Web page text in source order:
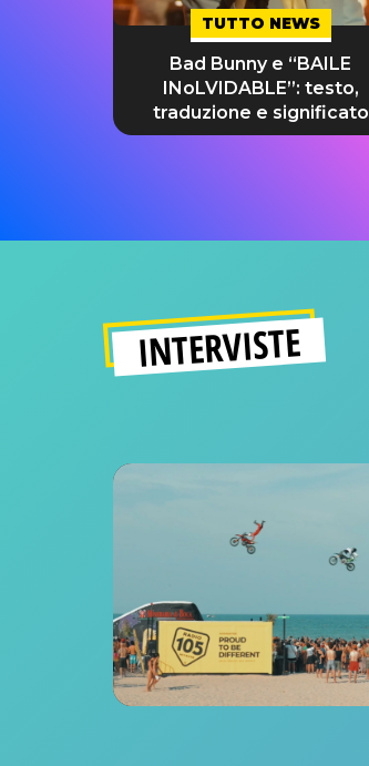
TUTTO NEWS
Bad Bunny e “BAILE
INoLVIDABLE”: testo,
traduzione e significato
INTERVISTE